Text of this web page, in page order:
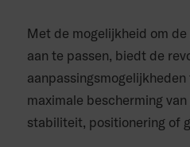
Met de mogelijkheid om
aan te passen, biedt de
maximale bescherming
stabiliteit, positionering of